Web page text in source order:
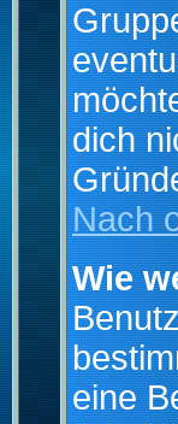
dich
Nach
Wie
eine